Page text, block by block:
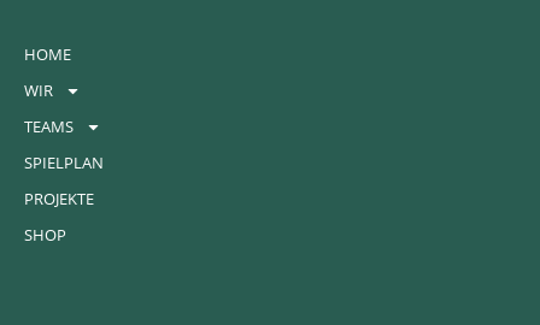
HOME
WIR
TEAMS
SPIELPLAN
PROJEKTE
SHOP